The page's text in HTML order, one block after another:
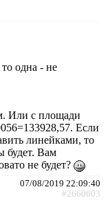
одна - не
Или с площади
Если
линейками, то
будет. Вам
не будет?
07/08/2019 22:09:40
#2660603